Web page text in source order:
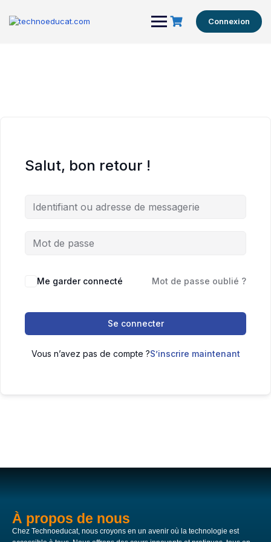
Connexion
Salut, bon retour !
Me garder connecté Mot de passe oublié ?
Se connecter
Vous n’avez pas de compte ?S’inscrire maintenant
À propos de nous
Chez Technoeducat, nous croyons en un avenir où la technologie est